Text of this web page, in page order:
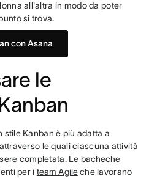
all'altra in modo da poter
si trova.
con Asana
le
stile Kanban è più adatta a
le quali ciascuna attività
completata. Le bacheche
per i team Agileche lavorano